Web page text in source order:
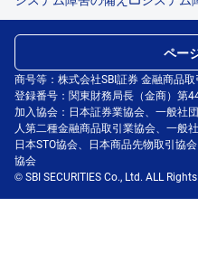
商号等：株式会社SBI証券 金融商品
登録番号：関東財務局長（金商）第
加入協会：日本証券業協会、一般社
人第二種金融商品取引業協会、一般
日本STO協会、日本商品先物取引協
協会
© SBI SECURITIES Co., Ltd. ALL
ペー